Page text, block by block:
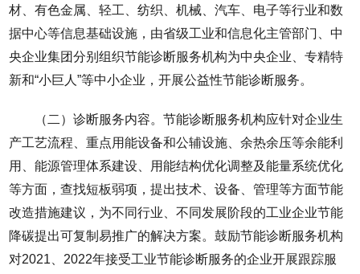
材、有色金属、轻工、纺织、机械、汽车、电子等行业和数
据中心等信息基础设施，由省级工业和信息化主管部门、中
央企业集团分别组织节能诊断服务机构为中央企业、专精特
新和“小巨人”等中小企业，开展公益性节能诊断服务。
（二）诊断服务内容。节能诊断服务机构应针对企业生
产工艺流程、重点用能设备和公辅设施、余热余压等余能利
用、能源管理体系建设、用能结构优化调整及能量系统优化
等方面，查找短板弱项，提出技术、设备、管理等方面节能
改造措施建议，为不同行业、不同发展阶段的工业企业节能
降碳提出可复制易推广的解决方案。鼓励节能诊断服务机构
对2021、2022年接受工业节能诊断服务的企业开展跟踪服